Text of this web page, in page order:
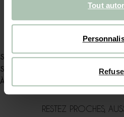
Tout
Service
Sissy-boy
À propos de Sissy-Boy
RESTEZ PROCHES,